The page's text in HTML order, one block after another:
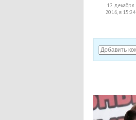
12 декабря
2016, в 15:24